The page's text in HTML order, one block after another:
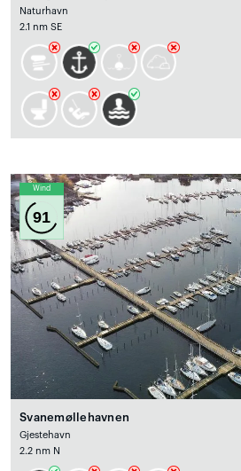
Naturhavn
2.1 nm SE
Wind
91
Svanemøllehavnen
Gjestehavn
2.2 nm N